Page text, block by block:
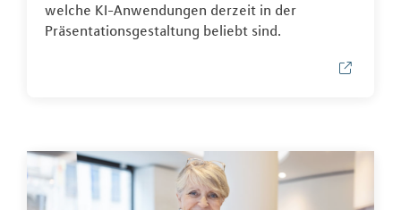
welche KI-Anwendungen derzeit in der
Präsentationsgestaltung beliebt sind.